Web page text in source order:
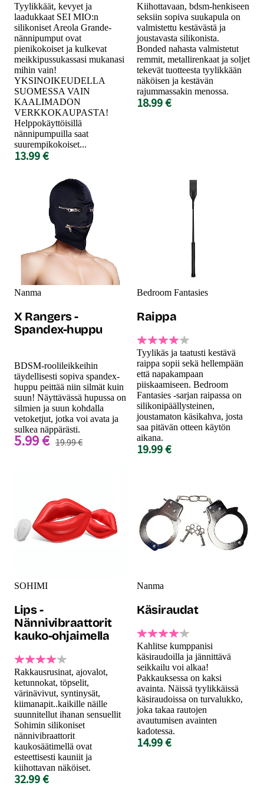
Tyylikkäät, kevyet ja
laadukkaat SEI MIO:n
silikoniset Areola Grande-
nännipumput ovat
pienikokoiset ja kulkevat
meikkipussukassasi mukanasi
mihin vain!
YKSINOIKEUDELLA
SUOMESSA VAIN
KAALIMADON
VERKKOKAUPASTA!
Helppokäyttöisillä
nännipumpuilla saat
suurempikokoiset...
13.99 €
Kiihottavaan, bdsm-henkiseen
seksiin sopiva suukapula on
valmistettu kestävästä ja
joustavasta silikonista.
Bonded nahasta valmistetut
remmit, metallirenkaat ja soljet
tekevät tuotteesta tyylikkään
näköisen ja kestävän
rajummassakin menossa.
18.99 €
Nanma
X Rangers -
Spandex-huppu
BDSM-roolileikkeihin
täydellisesti sopiva spandex-
huppu peittää niin silmät kuin
suun! Näyttävässä hupussa on
silmien ja suun kohdalla
vetoketjut, jotka voi avata ja
sulkea näppärästi.
5.99 € 19.99 €
Bedroom Fantasies
Raippa
Tyylikäs ja taatusti kestävä
raippa sopii sekä hellempään
että napakampaan
piiskaamiseen. Bedroom
Fantasies -sarjan raipassa on
silikonipäällysteinen,
joustamaton käsikahva, josta
saa pitävän otteen käytön
aikana.
19.99 €
SOHIMI
Lips -
Nännivibraattorit
kauko-ohjaimella
Rakkausrusinat, ajovalot,
ketunnokat, töpselit,
värinävivut, syntinysät,
kiimanapit..kaikille näille
suunnitellut ihanan sensuellit
Sohimin silikoniset
nännivibraattorit
kaukosäätimellä ovat
esteettisesti kauniit ja
kiihottavan näköiset.
32.99 €
Nanma
Käsiraudat
Kahlitse kumppanisi
käsiraudoilla ja jännittävä
seikkailu voi alkaa!
Pakkauksessa on kaksi
avainta. Näissä tyylikkäissä
käsiraudoissa on turvalukko,
joka takaa rautojen
avautumisen avainten
kadotessa.
14.99 €